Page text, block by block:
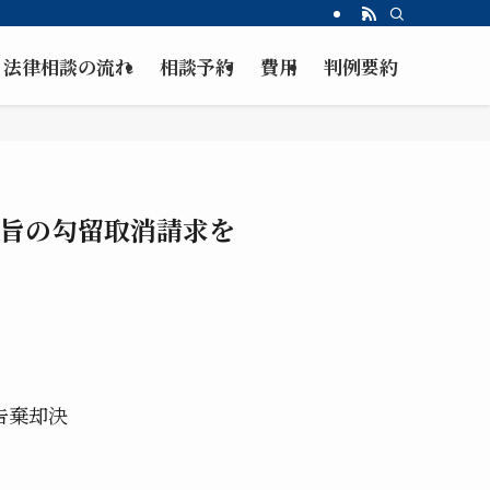
法律相談の流れ 相談予約 費用 判例要約
の勾留取消請求を
却決